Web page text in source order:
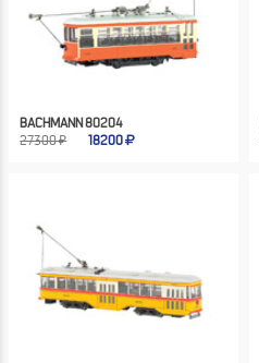
BACHMANN 80204
27300 ₽
18200